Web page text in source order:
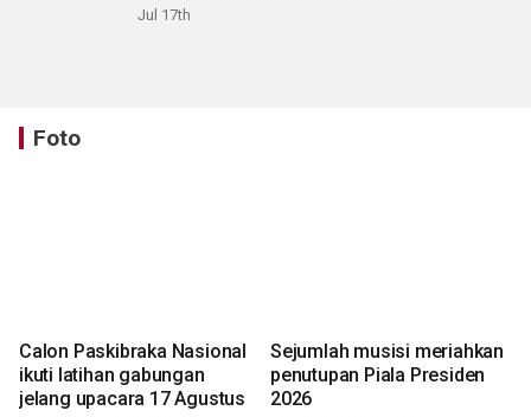
Jul 17th
Foto
Calon Paskibraka Nasional
ikuti latihan gabungan
jelang upacara 17 Agustus
Sejumlah musisi meriahkan
penutupan Piala Presiden
2026